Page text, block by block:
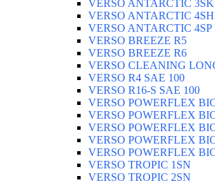
VERSO ANTARCTIC 3SK
VERSO ANTARCTIC
VERSO ANTARCTIC 4SP
VERSO BREEZE R5
VERSO BREEZE R6
VERSO CLEANING
VERSO R4 SAE 100
VERSO R16-S SAE 100
VERSO POWERFLEX
VERSO POWERFLEX
VERSO POWERFLEX
VERSO POWERFLEX
VERSO POWERFLEX
VERSO TROPIC 1SN
VERSO TROPIC 2SN